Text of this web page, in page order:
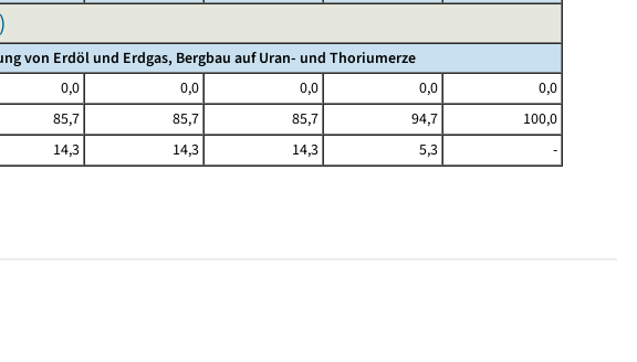
von Erdöl und Erdgas, Bergbau auf Uran- und Thoriumerze
0,0 0,0 0,0 0,0
0,0
85,7 85,7 85,7 94,7
100,0
14,3 14,3 14,3 5,3 -